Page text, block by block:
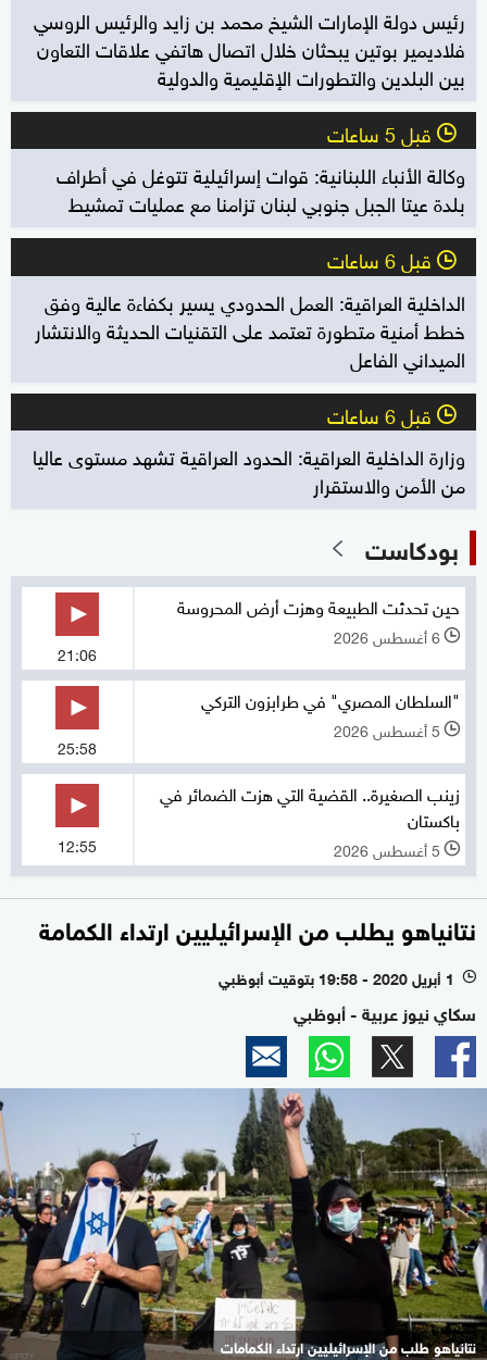
رئيس دولة الإمارات الشيخ محمد بن زايد والرئيس الروسي
فلاديمير بوتين يبحثان خلال اتصال هاتفي علاقات التعاون
بين البلدين والتطورات الإقليمية والدولية
l قبل 5 ساعات
وكالة الأنباء اللبنانية: قوات إسرائيلية تتوغل في أطراف
بلدة عيتا الجبل جنوبي لبنان تزامنا مع عمليات تمشيط
l قبل 6 ساعات
الداخلية العراقية: العمل الحدودي يسير بكفاءة عالية وفق
خطط أمنية متطورة تعتمد على التقنيات الحديثة والانتشار
الميداني الفاعل
l قبل 6 ساعات
وزارة الداخلية العراقية: الحدود العراقية تشهد مستوى عاليا
من الأمن والاستقرار
بودكاست
حين تحدثت الطبيعة وهزت أرض المحروسة
l 6 أغسطس 2026
21:06
"السلطان المصري" في طرابزون التركي
l 5 أغسطس 2026
25:58
زينب الصغيرة.. القضية التي هزت الضمائر في
باكستان
l 5 أغسطس 2026 12:55
نتانياهو يطلب من الإسرائيليين ارتداء الكمامة
l 1 أبريل 2020 - 19:58 بتوقيت أبوظبي
سكاي نيوز عربية - أبوظبي
نتانياهو طلب من الإسرائيليين ارتداء الكمامات